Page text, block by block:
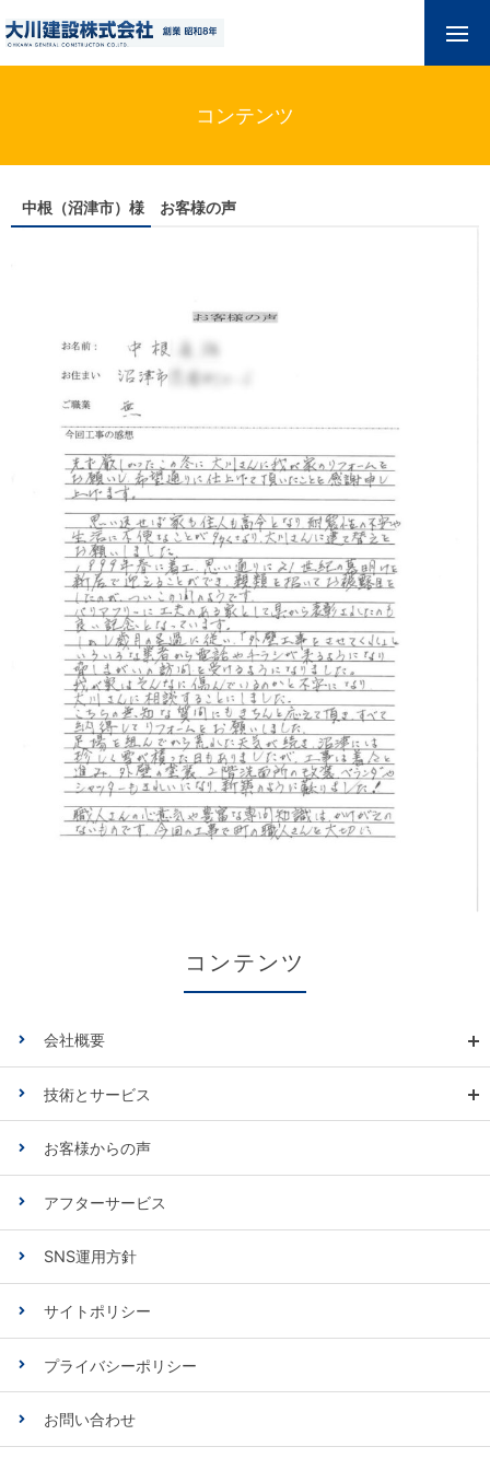
コンテンツ
中根（沼津市）様 お客様の声
コンテンツ
会社概要
技術とサービス
お客様からの声
アフターサービス
SNS運用方針
サイトポリシー
プライバシーポリシー
お問い合わせ